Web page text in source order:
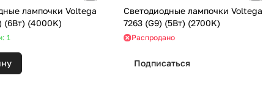
лампочки Voltega
7045 (E14) (6Вт) (4000K)
1
Светодиодные лампочки Voltega
7263 (G9) (5Вт) (2700K)
Распродано
Подписаться